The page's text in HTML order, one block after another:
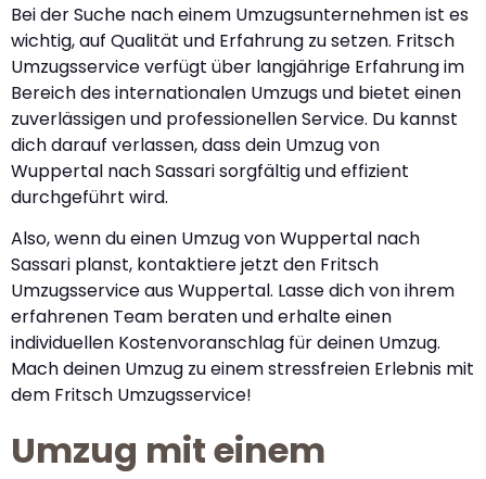
Bei der Suche nach einem Umzugsunternehmen ist es
wichtig, auf Qualität und Erfahrung zu setzen. Fritsch
Umzugsservice verfügt über langjährige Erfahrung im
Bereich des internationalen Umzugs und bietet einen
zuverlässigen und professionellen Service. Du kannst
dich darauf verlassen, dass dein Umzug von
Wuppertal nach Sassari sorgfältig und effizient
durchgeführt wird.
Also, wenn du einen Umzug von Wuppertal nach
Sassari planst, kontaktiere jetzt den Fritsch
Umzugsservice aus Wuppertal. Lasse dich von ihrem
erfahrenen Team beraten und erhalte einen
individuellen Kostenvoranschlag für deinen Umzug.
Mach deinen Umzug zu einem stressfreien Erlebnis mit
dem Fritsch Umzugsservice!
Umzug mit einem